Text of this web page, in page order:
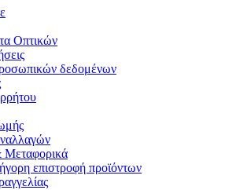
Οπτικών
δεδομένων
Μεταφορικά
επιστροφή προϊόντων